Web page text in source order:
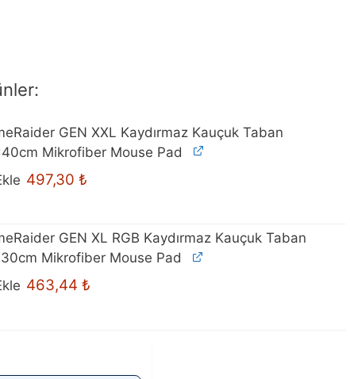
GEN XXL Kaydırmaz Kauçuk Taban
Mikrofiber Mouse Pad
Orijinal
fiyat:
497,30 ₺
GEN XL RGB Kaydırmaz Kauçuk Taban
Mikrofiber Mouse Pad
Orijinal
fiyat:
463,44 ₺Şu